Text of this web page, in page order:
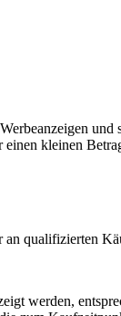
kleinen
an qualifizierten
werden,